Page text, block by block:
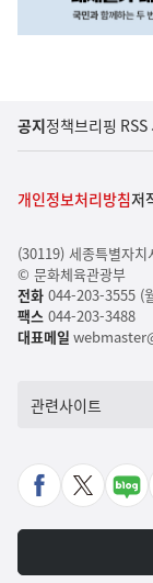
공지정책브리핑
개인정보처리방침저
(30119) 세종특별자
© 문화체육관광부
전화044-203-3555 (
팩스044-203-3488
대표메일
관련사이트
페
북
X
가
네
포